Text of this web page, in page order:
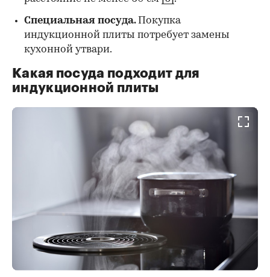
Специальная посуда. Покупка
индукционной плиты потребует замены
кухонной утвари.
Какая посуда подходит для
индукционной плиты